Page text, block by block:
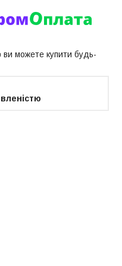
ви можете купити будь-